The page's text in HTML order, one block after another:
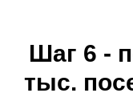
Шаг 6 -
тыс.